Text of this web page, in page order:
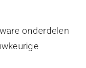
onderdelen